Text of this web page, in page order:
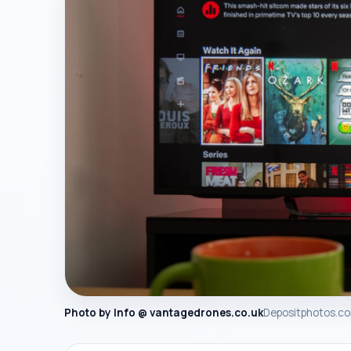
Photo by Info @ vantagedrones.co.uk